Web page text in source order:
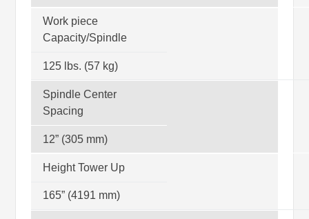
Work piece
Capacity/Spindle
125 lbs. (57 kg)
Spindle Center
Spacing
12” (305 mm)
Height Tower Up
165” (4191 mm)